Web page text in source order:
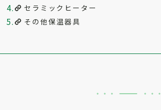
セラミックヒーター
その他保温器具